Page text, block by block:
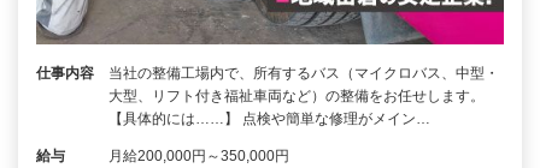
仕事内容
当社の整備工場内で、所有するバス（マイクロバス、中型・
大型、リフト付き福祉車両など）の整備をお任せします。
【具体的には……】 点検や簡単な修理がメイン…
給与 月給200,000円～350,000円